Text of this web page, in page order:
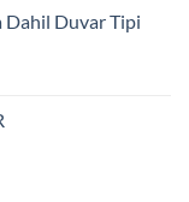
Dahil Duvar Tipi